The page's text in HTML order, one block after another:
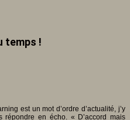
temps !
est un mot d’ordre d’actualité, j’y
en écho. « D’accord mais